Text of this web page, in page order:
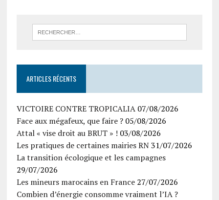
ARTICLES RÉCENTS
VICTOIRE CONTRE TROPICALIA 07/08/2026
Face aux mégafeux, que faire ? 05/08/2026
Attal « vise droit au BRUT » ! 03/08/2026
Les pratiques de certaines mairies RN 31/07/2026
La transition écologique et les campagnes
29/07/2026
Les mineurs marocains en France 27/07/2026
Combien d’énergie consomme vraiment l’IA ?